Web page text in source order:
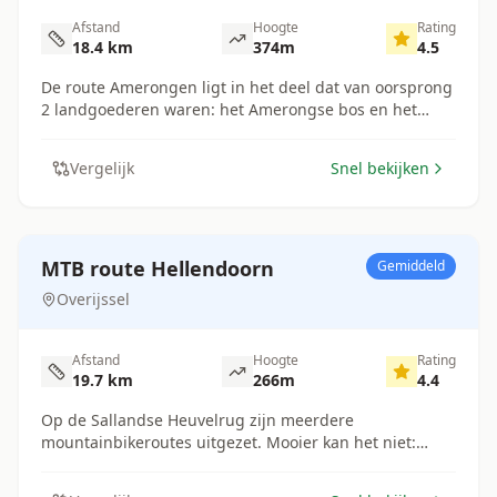
die net als jij willen genieten van al het fraais. Be Nice,
Say Hi!”
rotsige switchback klimmen, korte wortel passages en
een erg steile haakse afdaling. Het parcours is bijna
en vervallen asfalt.
Afstand
18.4 km
Hoogte
374m
Rating
4.5
De route Amerongen ligt in het deel dat van oorsprong
2 landgoederen waren: het Amerongse bos en het
Heuvelrug. De route is een afwisselende route met veel
Leersum.
Vergelijk Snel bekijken
MTB route Hellendoorn
Overijssel
Gemiddeld
Afstand
19.7 km
Hoogte
266m
Rating
4.4
Op de Sallandse Heuvelrug zijn meerdere
mountainbikeroutes uitgezet. Mooier kan het niet: